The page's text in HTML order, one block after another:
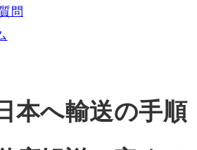
問
本へ輸送の手順